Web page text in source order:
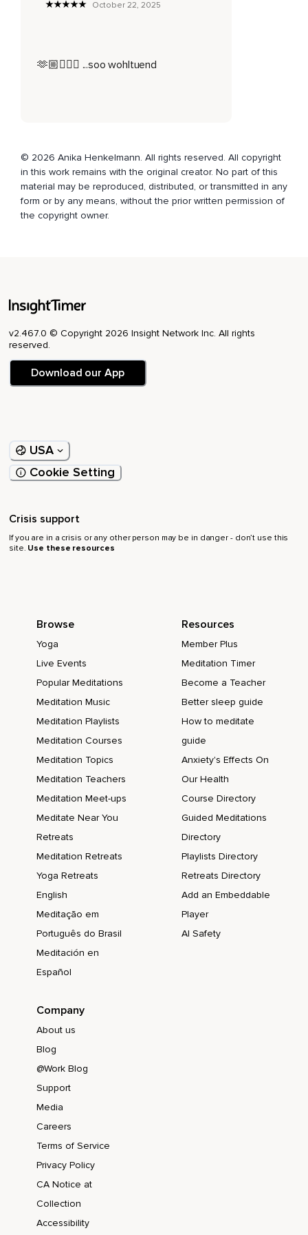
Bewege deine Arme und Beine.
Komme kurz an und spüre nach.
Alles Liebe für dich.
Namaste.
October 22, 2025
🫶🏼🧘🏼‍♀️ ...soo wohltuend
© 2026 Anika Henkelmann. All rights reserved. All copyright
in this work remains with the original creator. No part of this
material may be reproduced, distributed, or transmitted in any
form or by any means, without the prior written permission of
the copyright owner.
v2.467.0 © Copyright 2026 Insight Network Inc. All rights
reserved.
Download our App
USA
Cookie Setting
Crisis support
If you are in a crisis or any other person may be in danger - don’t use this
site. Use these resources
Browse
Yoga
Live Events
Popular Meditations
Meditation Music
Meditation Playlists
Meditation Courses
Meditation Topics
Meditation Teachers
Meditation Meet-ups
Meditate Near You
Retreats
Meditation Retreats
Yoga Retreats
English
Meditação em
Português do Brasil
Meditación en
Español
Resources
Member Plus
Meditation Timer
Become a Teacher
Better sleep guide
How to meditate
guide
Anxiety's Effects On
Our Health
Course Directory
Guided Meditations
Directory
Playlists Directory
Retreats Directory
Add an Embeddable
Player
AI Safety
Company
About us
Blog
@Work Blog
Support
Media
Careers
Terms of Service
Privacy Policy
CA Notice at
Collection
Accessibility